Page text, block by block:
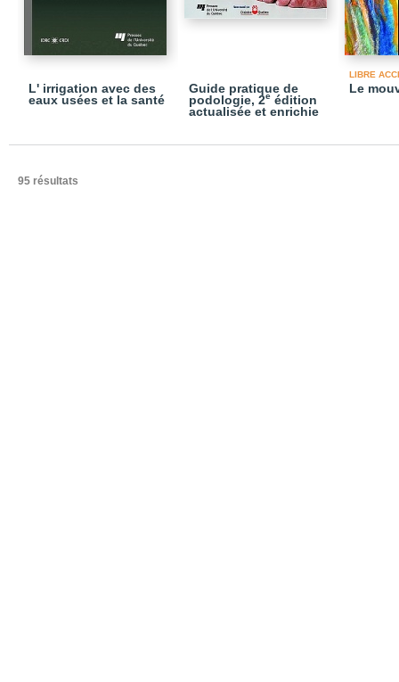
L' irrigation avec des
eaux usées et la santé
Guide pratique de
podologie, 2e édition
actualisée et enrichie
LIBRE
Le
95 résultats